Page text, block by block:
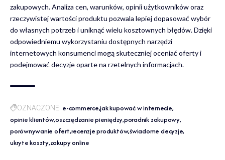
zakupowych. Analiza cen, warunków, opinii użytkowników oraz
rzeczywistej wartości produktu pozwala lepiej dopasować wybór
do własnych potrzeb i uniknąć wielu kosztownych błędów. Dzięki
odpowiedniemu wykorzystaniu dostępnych narzędzi
internetowych konsumenci mogą skuteczniej oceniać oferty i
podejmować decyzje oparte na rzetelnych informacjach.
OZNACZONE: e-commercejak kupować w internecie
opinie klientówoszczędzanie pieniędzyporadnik zakupowy
porównywanie ofert recenzje produktówświadome decyzje
ukryte koszty zakupy online